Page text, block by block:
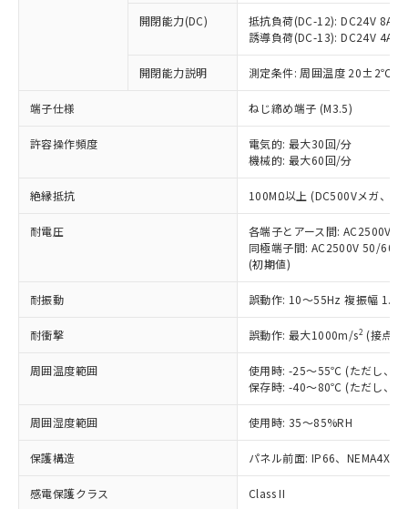
開閉能力(DC)
抵抗負荷(DC-12): DC24V 8A/
誘導負荷(DC-13): DC24V 4A/
開閉能力説明 測定条件: 周囲温度 20±2℃、
端子仕様 ねじ締め端子 (M3.5)
許容操作頻度
電気的: 最大30回/分
機械的: 最大60回/分
絶縁抵抗 100MΩ以上 (DC500Vメガ、点
耐電圧
各端子とアース間: AC2500V
同極端子間: AC2500V 50/
(初期値)
耐振動 誤動作: 10～55Hz 複振幅
耐衝撃 誤動作: 最大1000m/s2 (接点
周囲温度範囲
使用時: -25～55℃ (ただし、氷
保存時: -40～80℃ (ただし、氷
周囲湿度範囲 使用時: 35～85%RH
保護構造 パネル前面: IP66、NEMA4X,
感電保護クラス Class II
ことをご了承ください。
在庫状況および標準価格照会結果は、
記載している更新日時点での社内デー
タに基づき作成されるものであり、閲
覧された時点での実際の在庫および標
準価格とは異なる場合があることをご
正式な納期状況および標準価格はお客
様のお取引先、またはお客様担当のオ
ムロン制御機器販売店・当社販売員に
オムロン制御機器販売店や当社販売拠
販売ネットワーク
」をご確認
在庫状況および標準価格結果を当社の
事前の承諾なく第三者に漏洩または開
示しないようお願いします。
マイパーツ機能（部品リスト作成サー
ビス）をご利用いただくには、I-Web
メンバーズにご登録されている必要が
お客様が当ウェブサイト上で当社にご
登録された部品リストについて、当社
および当社の共同利用者が、当社の製
品・サービスに関するお客様との取
引・商談に必要な範囲で利用すること
いたものが、含有品と判明した場合などや
むを得ず変更することがあります。
*EU RoHS指令（10物質）：
鉛(Pb) 1000ppm以下、 水銀(Hg) 1000ppm以下、 カド
六価クロム(Cr(Ⅵ)) 1000ppm以下、ポリ臭化ビフェニル
類(PBB) 1000ppm以下、ポリ臭化ジフェニルエーテル類
(PBDE) 1000ppm以下、フタル酸ビス(2-エチルヘキシ
ル) (DEHP)(別名：DOP) 1000ppm以下、フタル酸ブチ
ルベンジル（BBP） 1000ppm以下、フタル酸ジブチル
（DBP） 1000ppm以下、フタル酸ジイソブチル
(DIBP) 1000ppm以下
但し、RoHS指令で産業用監視および制御機器に対する
フタル酸エステル類の４物質については閾値を超える意
図的な使用がないことを確認しています。
部品在庫の切り替え状況などにより、予定
月が前後することがあります。
※3 非含有証明書ダウンロード
下記の非含有証明書をダウンロードするこ
とができます。
基準値を超えていることを示します。
「－」：未確認です。当社販売部門へお問
ム) : 100ppm、
Cr(Ⅵ)(六価クロム) : 1000ppm、 PBBs(ポリ臭化ビフェ
ニル類) : 1000ppm、 PBDEs(ポリ臭化ジフェニルエーテ
ル類) : 1000ppm、
DBP(フタル酸ジブチル) : 1000ppm、 DIBP(フタル酸ジ
イソブチル) : 1000ppm、 BBP(フタル酸ブチルベンジ
ル) : 1000ppm、
DEHP(フタル酸ビス(2-エチルヘキシル)) : 1000ppm
「ｅ」：有害物質（10物質）のすべてが基
準値以下であることを示します。
「10」：通常の使用状況下において有害物
質が外部に漏えいし、環境に深刻な影響を
及ぼさない年数を意味します。
「－」：未確認です。当社販売部門へお問
い合わせください。
当社は、これら貴社製品のうち、外国
為替および外国貿易法に定める商品
（以下｢規制貨物等」という）を輸出
または国外への提供する場合は、日本
国政府の輸出許可(または役務取引許
可)を取得するなどの必要な手続きを
当社は規制貨物を破棄する場合は、完
全に破砕するなど、違法に輸出されな
いよう必要な手段を講じます。
当社は貴社製品を、核兵器、ミサイ
ル、化学兵器、生物兵器またはその他
武器並びにこれらの製造装置等に一切
当社は、貴社製品を第三者に販売する
場合は、上記1、2および3の内容を当
該第三者に通知します。また当社は、
販売先および販売に係わる関係者が違
法に輸出するおそれがある場合は、取
り引きをいたしません。
キャンセル
説明
○ 一定数以上の在庫あり
一定数には満たないが在庫あり
在庫なし(最新の在庫状況につ
いては、お客様のお取引先、ま
たはお客様担当のオムロン制御
機器販売店・当社販売員にご確
白
受注生産機種、また在庫状況の
情報を公開していない機種